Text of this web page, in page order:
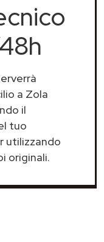
a Zola
il
tuo
utilizzando
originali.